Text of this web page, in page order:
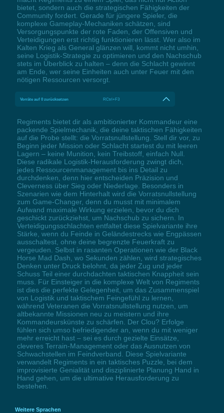
bietet, sondern auch die strategischen Fähigkeiten der
Community fordert. Gerade für jüngere Spieler, die
komplexe Gameplay-Mechaniken schätzen, sind
Versorgungspunkte der rote Faden, der Offensiven und
Verteidigungen erst richtig funktionieren lässt. Wer also im
Kalten Krieg als General glänzen will, kommt nicht umhin,
seine Logistik-Strategie zu optimieren und den Nachschub
stets im Überblick zu halten – denn die Schlacht gewinnt
am Ende, wer seine Einheiten auch unter Feuer mit den
nötigen Ressourcen versorgt.
Vorräte auf 0 zurücksetzen RCtrl+F3
Regiments bietet dir als ambitionierter Kommandeur eine
packende Spielmechanik, die deine taktischen Fähigkeiten
auf die Probe stellt: die Vorratsnullstellung. Stell dir vor, zu
Beginn jeder Mission oder Schlacht startest du mit leeren
Lagern – keine Munition, kein Treibstoff, einfach Null.
Diese radikale Logistik-Herausforderung zwingt dich,
jedes Ressourcenmanagement bis ins Detail zu
durchdenken, denn hier entscheiden Präzision und
Cleverness über Sieg oder Niederlage. Besonders in
Szenarien wie dem Hinterhalt wird die Vorratsnullstellung
zum Game-Changer, denn du musst mit minimalem
Aufwand maximale Wirkung erzielen, bevor du dich
geschickt zurückziehst, um Nachschub zu sichern. In
Verteidigungsschlachten entfaltet diese Spielvariante ihre
Stärke, wenn du Feinde in Geländestrecks wie Engpässen
ausschaltest, ohne deine begrenzte Feuerkraft zu
vergeuden. Selbst in rasanten Operationen wie der Black
Horse Mad Dash, wo Sekunden zählen, wird strategisches
Denken unter Druck belohnt, da jeder Zug und jeder
Schuss Teil einer durchdachten taktischen Knappheit sein
muss. Für Einsteiger in die komplexe Welt von Regiments
ist dies die perfekte Gelegenheit, um das Zusammenspiel
von Logistik und taktischem Feingefühl zu lernen,
während Veteranen die Vorratsnullstellung nutzen, um
altbekannte Missionen neu zu meistern und ihre
Kommandeurskünste zu schärfen. Der Clou? Erfolge
fühlen sich umso befriedigender an, wenn du mit weniger
mehr erreicht hast – sei es durch gezielte Einsätze,
cleveres Terrain-Management oder das Ausnutzen von
Schwachstellen im Feindverband. Diese Spielvariante
verwandelt Regiments in ein taktisches Puzzle, bei dem
improvisierte Genialität und disziplinierte Planung Hand in
Hand gehen, um die ultimative Herausforderung zu
bestehen.
Weitere Sprachen